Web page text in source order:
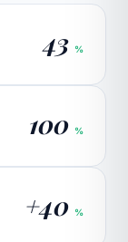
43 %
100 %
+40 %